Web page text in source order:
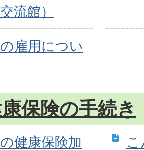
流館）
雇用につい
保険の手続き
健康保険加